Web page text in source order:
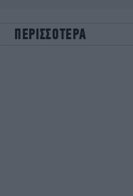
ΠΕΡΙΣΣΟΤΕΡΑ